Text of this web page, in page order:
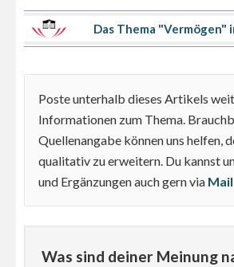
Das Thema "Vermögen"
Poste unterhalb dieses Artikels
Informationen zum Thema.
Quellenangabe können uns helfen,
qualitativ zu erweitern. Du kannst
und Ergänzungen auch gern via
Was sind deiner Meinung